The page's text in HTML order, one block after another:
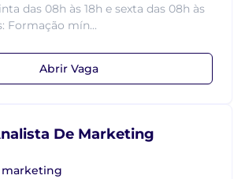
das 08h às 18h e sexta das 08h às
Formação mín...
Abrir Vaga
De Marketing
marketing